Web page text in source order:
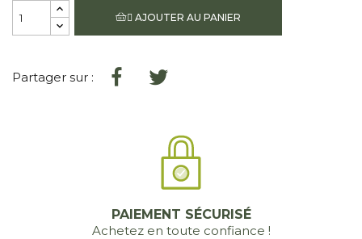
 AJOUTER AU PANIER
Partager sur :
PAIEMENT SÉCURISÉ
Achetez en toute confiance !